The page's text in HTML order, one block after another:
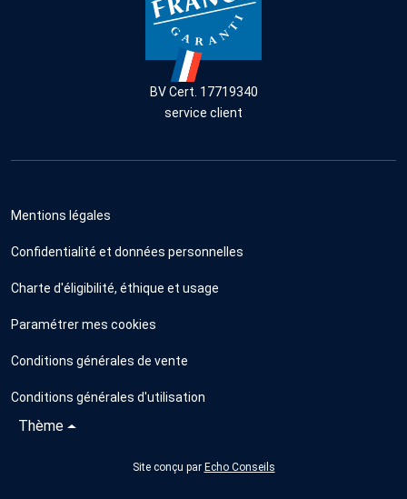
BV Cert. 17719340
service client
Mentions légales
Confidentialité et données personnelles
Charte d'éligibilité, éthique et usage
Paramétrer mes cookies
Conditions générales de vente
Conditions générales d'utilisation
Thème
Site conçu par Echo Conseils